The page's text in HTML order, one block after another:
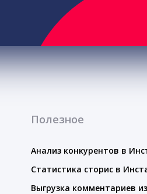
Полезное
Анализ конкурентов в
Статистика сторис в
Выгрузка комментариев